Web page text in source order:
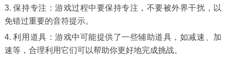
3. 保持专注：游戏过程中要保持专注，不要被外界干扰，以
免错过重要的音符提示。
4. 利用道具：游戏中可能提供了一些辅助道具，如减速、加
速等，合理利用它们可以帮助你更好地完成挑战。